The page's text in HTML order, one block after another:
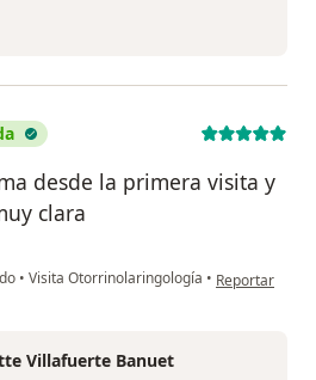
desde la primera visita y
clara
• Visita Otorrinolaringología • en opinión del
Reportar
Villafuerte Banuet